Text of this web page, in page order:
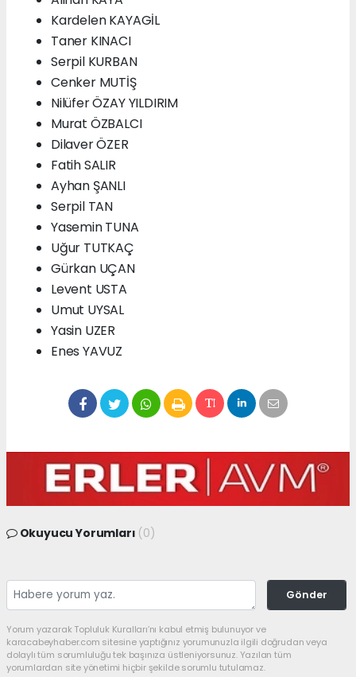
Kardelen KAYAGİL
Taner KINACI
Serpil KURBAN
Cenker MUTİŞ
Nilüfer ÖZAY YILDIRIM
Murat ÖZBALCI
Dilaver ÖZER
Fatih SALIR
Ayhan ŞANLI
Serpil TAN
Yasemin TUNA
Uğur TUTKAÇ
Gürkan UÇAN
Levent USTA
Umut UYSAL
Yasin UZER
Enes YAVUZ
Okuyucu Yorumları (0)
Gönder
Yorum yazarak Topluluk Kuralları’nı kabul etmiş bulunuyor ve
karacabeyhaber.com sitesine yaptığınız yorumunuzla ilgili doğrudan veya
dolaylı tüm sorumluluğu tek başınıza üstleniyorsunuz. Yazılan tüm
yorumlardan site yönetimi hiçbir şekilde sorumlu tutulamaz.